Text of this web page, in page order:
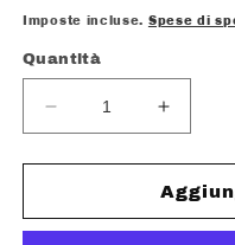
di
Imposte incluse. Spese di
Quantità
Diminuisci
quantità
per
DEL
Aumenta
quantità
per
CASA
DEL